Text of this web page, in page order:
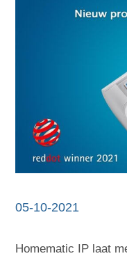
05-10-2021
Homematic IP laat